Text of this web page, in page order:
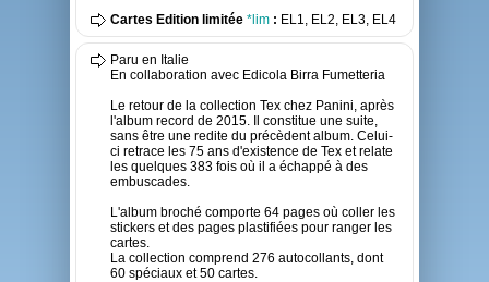
Cartes Edition limitée *lim : EL1, EL2, EL3, EL4
Paru en Italie
En collaboration avec Edicola Birra Fumetteria
Le retour de la collection Tex chez Panini, après
l'album record de 2015. Il constitue une suite,
sans être une redite du précèdent album. Celui-
ci retrace les 75 ans d'existence de Tex et relate
les quelques 383 fois où il a échappé à des
embuscades.
L'album broché comporte 64 pages où coller les
stickers et des pages plastifiées pour ranger les
cartes.
La collection comprend 276 autocollants, dont
60 spéciaux et 50 cartes.